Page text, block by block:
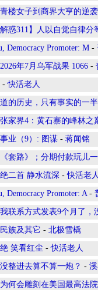
楼女子到商界大亨的逆袭
解惑311】人以自觉自律分
Democracy Promoter: M -
年7月乌军战果 1066 -
-快活老人
的历史，只有事实的一半
家界4：黄石寨的峰林之
业（9）: 图谋 - 蒋闻铭
套路》；分期付款玩儿一
二首 静水流深 -快活老人
Democracy Promoter: A-
联系方式发表9个月了，
族及其它 - 北极雪橇
笑看红尘 -快活老人
整进去算不算一炮？ -
何会雕刻在美国最高法